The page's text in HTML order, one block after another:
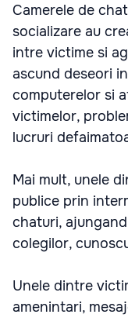
Camerele de
socializare au
intre victime si
ascund deseori
computerelor si
victimelor,
lucruri
Mai mult, unele
publice prin
chaturi,
colegilor,
Unele dintre
amenintari,